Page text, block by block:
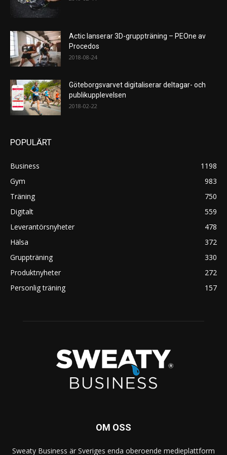
Actic lanserar 3D-gruppträning – PEOne av
Procedos
2018-08-24
Göteborgsvarvet digitaliserar deltagar- och
publikupplevelsen
2018-02-22
POPULÄRT
Business
1198
Gym
983
Träning
750
Digitalt
559
Leverantörsnyheter
478
Hälsa
372
Gruppträning
330
Produktnyheter
272
Personlig träning
157
OM OSS
Sweaty Business är Sveriges enda oberoende medieplattform